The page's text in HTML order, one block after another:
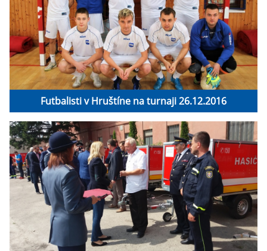
Futbalisti v Hruštíne na turnaji 26.12.2016